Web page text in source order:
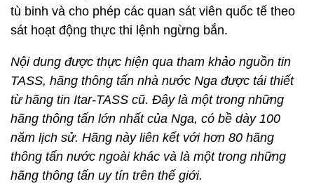
tù binh và cho phép các quan sát viên quốc tế theo
sát hoạt động thực thi lệnh ngừng bắn.
Nội dung được thực hiện qua tham khảo nguồn tin
TASS, hãng thông tấn nhà nước Nga được tái thiết
từ hãng tin Itar-TASS cũ. Đây là một trong những
hãng thông tấn lớn nhất của Nga, có bề dày 100
năm lịch sử. Hãng này liên kết với hơn 80 hãng
thông tấn nước ngoài khác và là một trong những
hãng thông tấn uy tín trên thế giới.